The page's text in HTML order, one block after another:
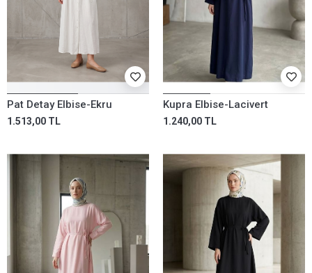
Pat Detay Elbise-Ekru
1.513,00 TL
Kupra Elbise-Lacivert
1.240,00 TL